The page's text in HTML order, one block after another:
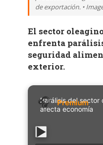
de exportación. •
El sector
enfrenta
seguridad
exterior.
Parálisis del sector
afecta economía